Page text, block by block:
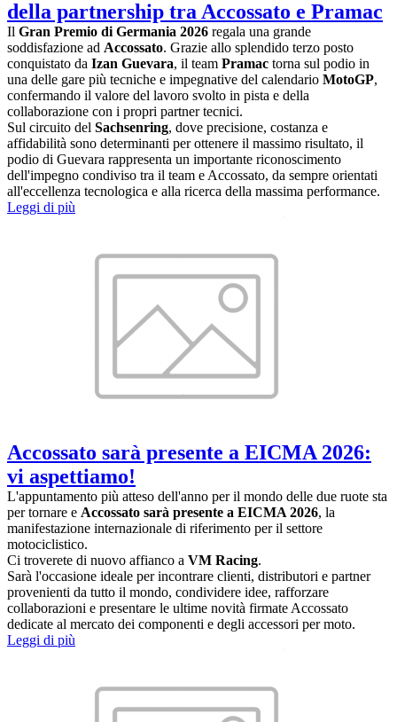
della partnership tra Accossato e Pramac
Il Gran Premio di Germania 2026 regala una grande
soddisfazione ad Accossato. Grazie allo splendido terzo posto
conquistato da Izan Guevara, il team Pramac torna sul podio in
una delle gare più tecniche e impegnative del calendario MotoGP,
confermando il valore del lavoro svolto in pista e della
collaborazione con i propri partner tecnici.
Sul circuito del Sachsenring, dove precisione, costanza e
affidabilità sono determinanti per ottenere il massimo risultato, il
podio di Guevara rappresenta un importante riconoscimento
dell'impegno condiviso tra il team e Accossato, da sempre orientati
all'eccellenza tecnologica e alla ricerca della massima performance.
Leggi di più
Accossato sarà presente a EICMA 2026:
vi aspettiamo!
L'appuntamento più atteso dell'anno per il mondo delle due ruote sta
per tornare e Accossato sarà presente a EICMA 2026, la
manifestazione internazionale di riferimento per il settore
motociclistico.
Ci troverete di nuovo affianco a VM Racing.
Sarà l'occasione ideale per incontrare clienti, distributori e partner
provenienti da tutto il mondo, condividere idee, rafforzare
collaborazioni e presentare le ultime novità firmate Accossato
dedicate al mercato dei componenti e degli accessori per moto.
Leggi di più